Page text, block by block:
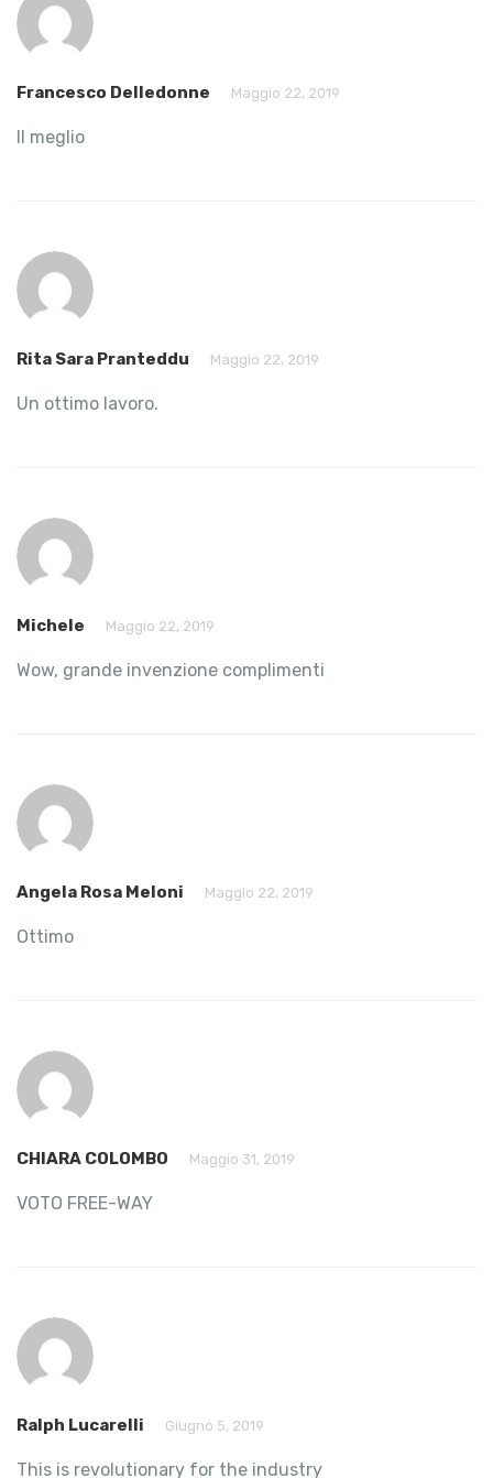
Francesco Delledonne Maggio 22, 2019
Il meglio
Rita Sara Pranteddu Maggio 22, 2019
Un ottimo lavoro.
Michele Maggio 22, 2019
Wow, grande invenzione complimenti
Angela Rosa Meloni Maggio 22, 2019
Ottimo
CHIARA COLOMBO Maggio 31, 2019
VOTO FREE-WAY
Ralph Lucarelli Giugno 5, 2019
This is revolutionary for the industry